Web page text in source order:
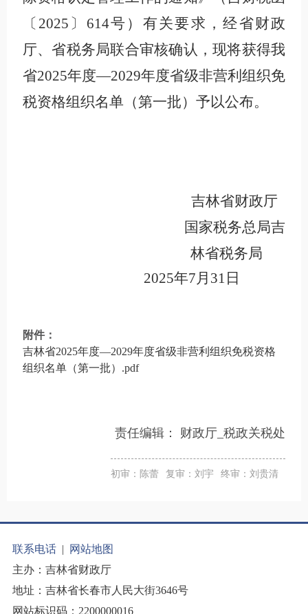
〔2025〕614号）有关要求 ，经省财政
厅、省税务局联合审核确认，现将获得我
省2025年度—2029年度省级非营利组织免
税资格组织名单（第一批）予以公布。
吉林省财政厅
国家税务总局吉
林省税务局
2025年7月31日
附件：
吉林省2025年度—2029年度省级非营利组织免税资格
组织名单（第一批）.pdf
责任编辑： 财政厅_税政关税处
初审：陈蕾 复审：刘宇 终审：刘贵清
联系电话 |
网站地图
主办：吉林省财政厅
地址：吉林省长春市人民大街3646号
网站标识码：2200000016